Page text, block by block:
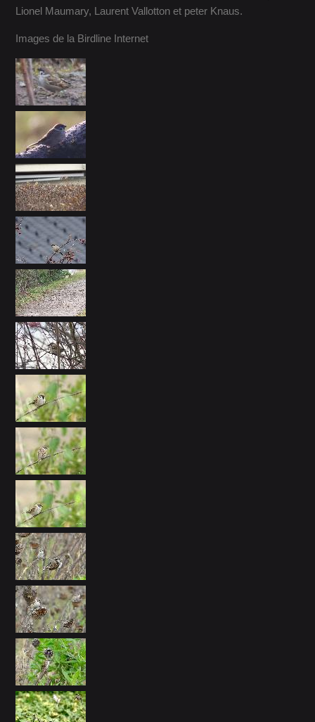
Lionel Maumary, Laurent Vallotton et peter Knaus.
Images de la Birdline Internet